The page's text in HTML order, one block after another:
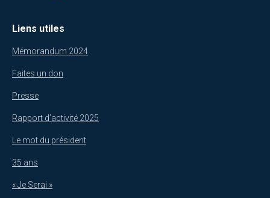
Liens utiles
Mémorandum 2024
Faites un don
Presse
Rapport d’activité 2025
Le mot du président
35 ans
« Je Serai »